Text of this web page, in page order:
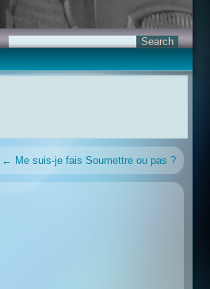
← Me suis-je fais Soumettre ou pas ?